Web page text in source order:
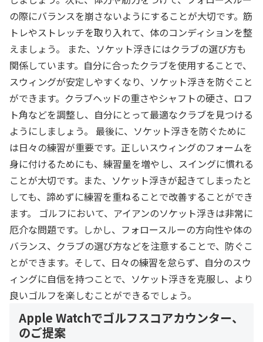
の際にバランスを崩さないようにすることが大切です。筋
トレやストレッチを取り入れて、体のコンディションを整
えましょう。 また、ソケット浮きにはクラブの選び方も
関係しています。自分に合ったクラブを使用することで、
スウィングが安定しやすくなり、ソケット浮きを防ぐこと
ができます。クラブヘッドの重さやシャフトの硬さ、ロフ
ト角などを調整し、自分にとって最適なクラブを見つける
ようにしましょう。 最後に、ソケット浮きを防ぐために
は日々の練習が重要です。正しいスウィングのフォームを
身に付けるためにも、練習量を増やし、スイングに慣れる
ことが大切です。また、ソケット浮きが起きてしまったと
しても、諦めずに練習を重ねることで改善することができ
ます。 ゴルフにおいて、アイアンのソケット浮きは非常に
厄介な問題です。しかし、フォロースルーの方向性や体の
バランス、クラブの選び方などを注意することで、防ぐこ
とができます。そして、日々の練習を怠らず、自分のスウ
ィングに自信を持つことで、ソケット浮きを克服し、より
良いゴルフを楽しむことができるでしょう。
Apple Watchでゴルフスコアカウンター、
のご提案